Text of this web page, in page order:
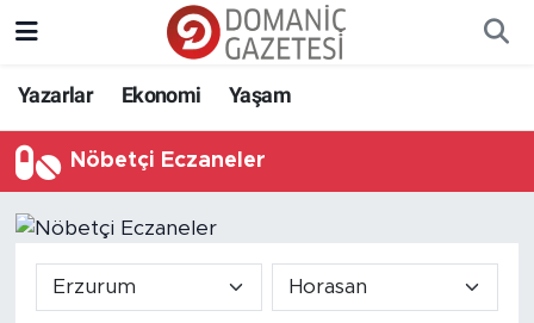
Yazarlar Ekonomi Yaşam
Nöbetçi Eczaneler